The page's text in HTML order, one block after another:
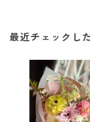
最近チェックし